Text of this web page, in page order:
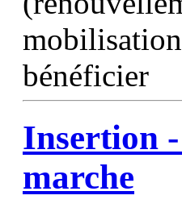
bénéficier
Insertion
marche